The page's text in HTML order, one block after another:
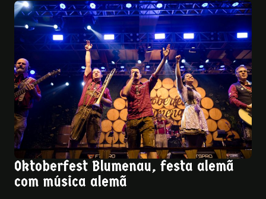
Oktoberfest Blumenau, festa alemã
com música alemã